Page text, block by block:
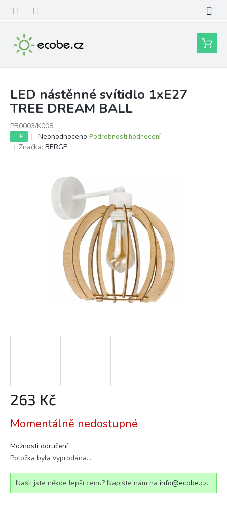
obsah
Nákupní
košík
LED nástěnné svítidlo 1xE27
TREE DREAM BALL
PB0003/K008
TIP
Průměrné
hodnocení
hvězdiček.
Neohodnoceno Podrobnosti hodnocení
Značka: BERGE
263 Kč
cena:
Momentálně nedostupné
Možnosti doručení
Položka byla vyprodána…
Našli jste někde lepší cenu? Napište nám na info@ecobe.cz.